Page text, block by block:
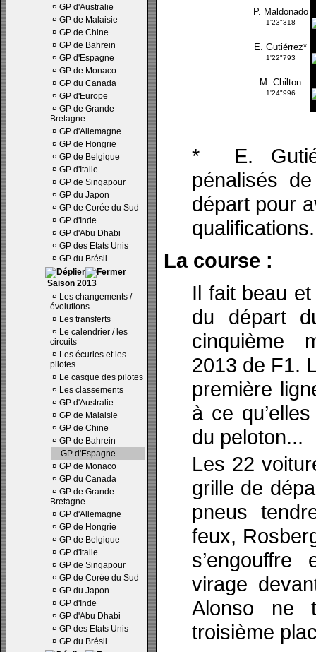
¤ GP d'Australie
¤ GP de Malaisie
¤ GP de Chine
¤ GP de Bahrein
¤ GP d'Espagne
¤ GP de Monaco
¤ GP du Canada
¤ GP d'Europe
¤ GP de Grande
Bretagne
¤ GP d'Allemagne
¤ GP de Hongrie
¤ GP de Belgique
¤ GP d'Italie
¤ GP de Singapour
¤ GP du Japon
¤ GP de Corée du Sud
¤ GP d'Inde
¤ GP d'Abu Dhabi
¤ GP des Etats Unis
¤ GP du Brésil
Saison 2013
¤ Les changements /
évolutions
¤ Les transferts
¤ Le calendrier / les
circuits
¤ Les écuries et les
pilotes
¤ Le casque des pilotes
¤ Les classements
¤ GP d'Australie
¤ GP de Malaisie
¤ GP de Chine
¤ GP de Bahrein
GP d'Espagne
¤ GP de Monaco
¤ GP du Canada
¤ GP de Grande
Bretagne
¤ GP d'Allemagne
¤ GP de Hongrie
¤ GP de Belgique
¤ GP d'Italie
¤ GP de Singapour
¤ GP de Corée du Sud
¤ GP du Japon
¤ GP d'Inde
¤ GP d'Abu Dhabi
¤ GP des Etats Unis
¤ GP du Brésil
P. Maldonado
1'23"318
E. Gutiérrez*
1'22"793
M. Chilton
1'24"996
* E.
pénalisés
départ pour
qualifications.
La course :
Il fait beau
du départ
cinquième
2013 de F1.
première
à ce
du peloton...
Les 22
grille de
pneus
feux,
virage
Alonso ne
troisième